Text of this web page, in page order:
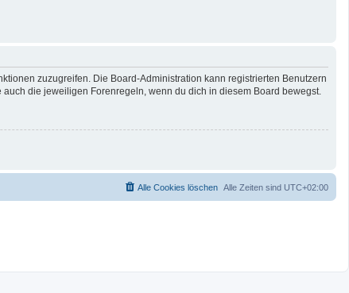
zuzugreifen. Die Board-Administration kann registrierten Benutzern
die jeweiligen Forenregeln, wenn du dich in diesem Board bewegst.
Alle Zeiten sind UTC+02:00
Alle Cookies löschen